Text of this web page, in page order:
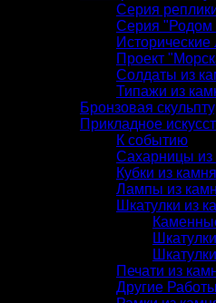
Серия
Серия "Родом
Исторические
Проект
Солдаты из
Типажи из
Бронзовая
Прикладное
К событию
Сахарницы из
Кубки из камня
Лампы из
Шкатулки из
Печати из
Другие Работы